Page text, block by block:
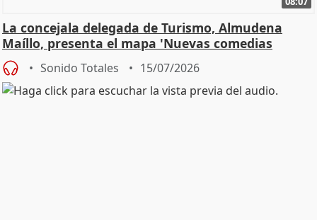
La concejala delegada de Turismo, Almudena
Maíllo, presenta el mapa 'Nuevas comedias
madrileñas'
Sonido Totales 15/07/2026